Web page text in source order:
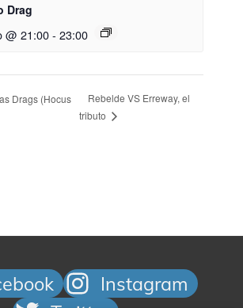
Drag
@ 21:00- 23:00
Drags (Hocus
Rebelde VS Erreway, el
tributo​
Instagram